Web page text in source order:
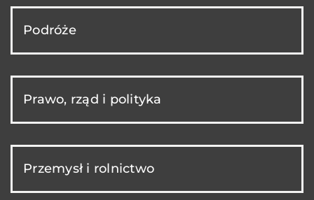
Podróże
Prawo, rząd i polityka
Przemysł i rolnictwo